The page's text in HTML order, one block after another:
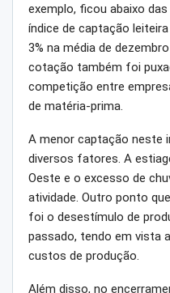
exemplo, ficou abaixo
índice de captação
3% na média de
cotação também foi
competição entre
de matéria-prima.
A menor captação neste
diversos fatores. A
Oeste e o excesso de
atividade. Outro ponto
foi o desestímulo de
passado, tendo em vista
custos de produção.
Além disso, no